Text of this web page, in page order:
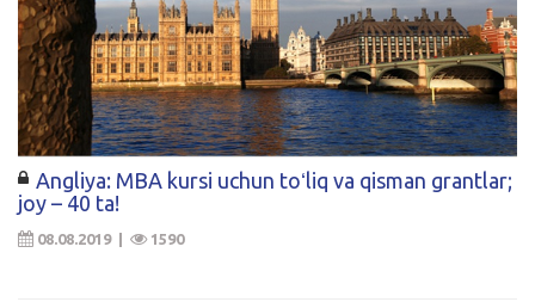
Angliya: MBA kursi uchun toʻliq va qisman grantlar;
joy – 40 ta!
08.08.2019 | 1590